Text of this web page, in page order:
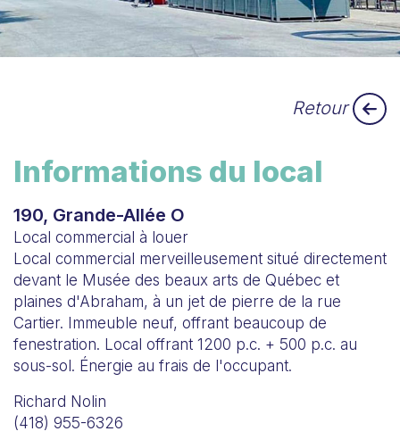
Retour
Informations du local
190, Grande-Allée O
Local commercial à louer
Local commercial merveilleusement situé directement
devant le Musée des beaux arts de Québec et
plaines d'Abraham, à un jet de pierre de la rue
Cartier. Immeuble neuf, offrant beaucoup de
fenestration. Local offrant 1200 p.c. + 500 p.c. au
sous-sol. Énergie au frais de l'occupant.
Richard Nolin
(418) 955-6326